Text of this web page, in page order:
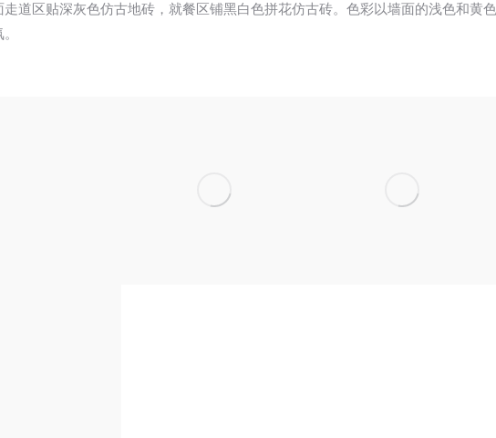
道区贴深灰色仿古地砖，就餐区铺黑白色拼花仿古砖。色彩以墙面的浅色和黄色